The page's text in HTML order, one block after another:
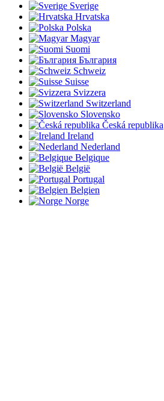
Sverige
Hrvatska
Polska
Magyar
Suomi
България
Schweiz
Suisse
Svizzera
Switzerland
Slovensko
Česká republika
Ireland
Nederland
Belgique
België
Portugal
Belgien
Norge